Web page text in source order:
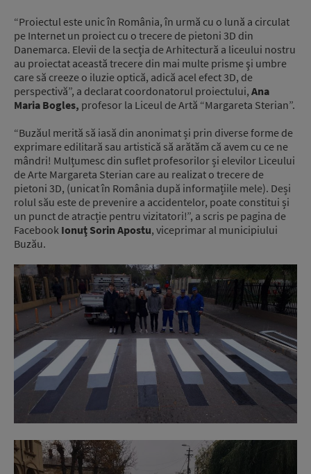
“Proiectul este unic în România, în urmă cu o lună a circulat
pe Internet un proiect cu o trecere de pietoni 3D din
Danemarca. Elevii de la secţia de Arhitectură a liceului nostru
au proiectat această trecere din mai multe prisme şi umbre
care să creeze o iluzie optică, adică acel efect 3D, de
perspectivă”, a declarat coordonatorul proiectului, Ana
Maria Bogles, profesor la Liceul de Artă “Margareta Sterian”.
“Buzăul merită să iasă din anonimat și prin diverse forme de
exprimare edilitară sau artistică să arătăm că avem cu ce ne
mândri! Mulțumesc din suflet profesorilor și elevilor Liceului
de Arte Margareta Sterian care au realizat o trecere de
pietoni 3D, (unicat în România după informațiile mele). Deși
rolul său este de prevenire a accidentelor, poate constitui și
un punct de atracție pentru vizitatori!”, a scris pe pagina de
Facebook Ionuţ Sorin Apostu, viceprimar al municipiului
Buzău.